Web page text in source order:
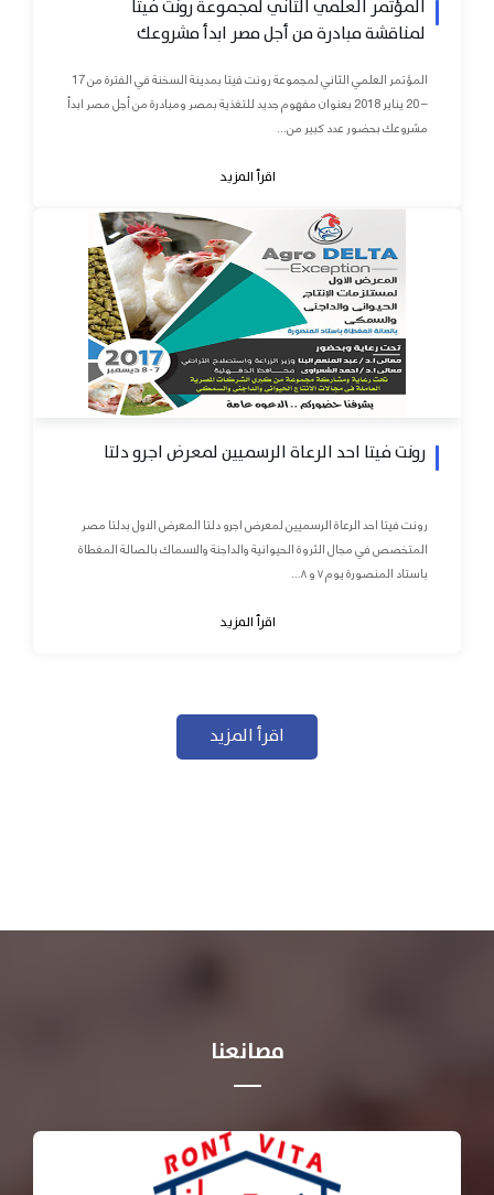
المؤتمر العلمي الثاني لمجموعة رونت فيتا
لمناقشة مبادرة من أجل مصر ابدأ مشروعك
المؤتمر العلمي الثاني لمجموعة رونت فيتا بمدينة السخنة في الفترة من 17
– 20 يناير 2018 بعنوان مفهوم جديد للتغذية بمصر ومبادرة من أجل مصر ابدأ
مشروعك بحضور عدد كبير من...
اقرأ المزيد
رونت فيتا احد الرعاة الرسميين لمعرض اجرو دلتا
رونت فيتا احد الرعاة الرسميين لمعرض اجرو دلتا المعرض الاول بدلتا مصر
المتخصص في مجال الثروة الحيوانية والداجنة والاسماك بالصالة المغطاة
باستاد المنصورة يوم ٧ و ٨...
اقرأ المزيد
اقرأ المزيد
مصانعنا